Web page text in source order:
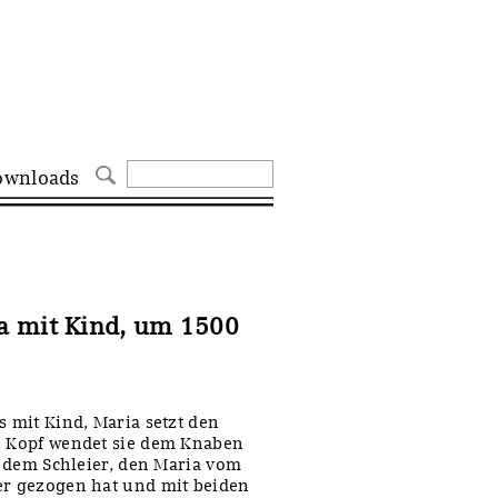
mit Kind, um 1500
mit Kind, Maria setzt den
wendet sie dem Knaben
Schleier, den Maria vom
gezogen hat und mit beiden